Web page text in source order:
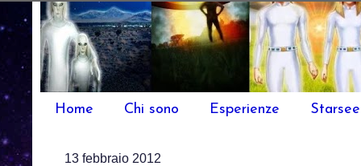
Home Chi sono Esperienze
13 febbraio 2012